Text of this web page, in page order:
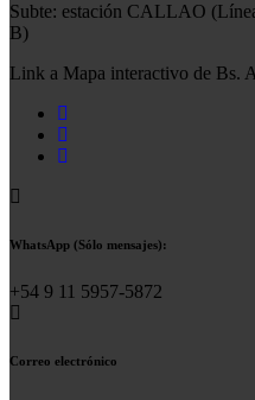
Subte: estación CALLAO
B)
Link a Mapa interactivo de Bs.
WhatsApp (Sólo mensajes):
+54 9 11 5957-5872
Correo electrónico